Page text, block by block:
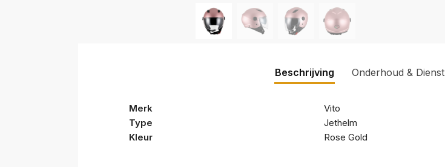
Beschrijving Onderhoud & Dienst
Merk
Vito
Type
Jethelm
Kleur
Rose Gold